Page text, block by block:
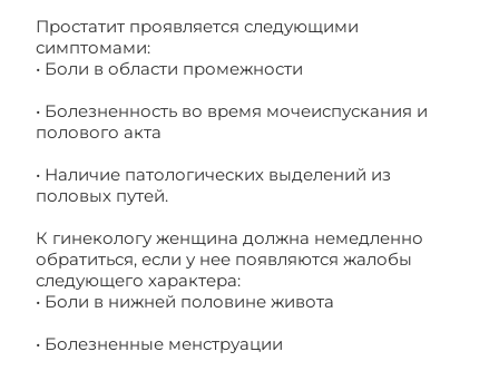
Простатит проявляется следующими
симптомами:
• Боли в области промежности
• Болезненность во время мочеиспускания и
полового акта
• Наличие патологических выделений из
половых путей.
К гинекологу женщина должна немедленно
обратиться, если у нее появляются жалобы
следующего характера:
• Боли в нижней половине живота
• Болезненные менструации